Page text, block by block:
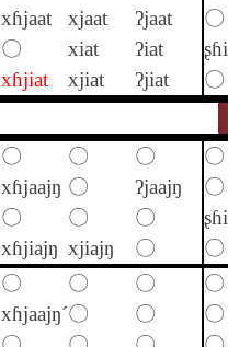
xɦjaat xjaat ʔjaat
〇
〇 xiat ʔiat
xɦjiat xjiat ʔjiat 〇
〇 〇 〇
〇
xɦjaajŋ 〇 ʔjaajŋ
〇
〇 〇 〇
xɦjiajŋ xjiajŋ 〇
〇
〇 〇 〇
〇
xɦjaajŋ´〇 〇
〇